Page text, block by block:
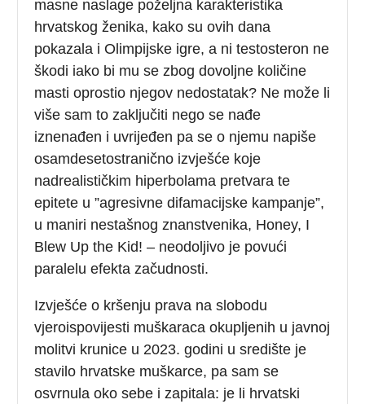
masne naslage poželjna karakteristika
hrvatskog ženika, kako su ovih dana
pokazala i Olimpijske igre, a ni testosteron ne
škodi iako bi mu se zbog dovoljne količine
masti oprostio njegov nedostatak? Ne može li
više sam to zaključiti nego se nađe
iznenađen i uvrijeđen pa se o njemu napiše
osamdesetostranično izvješće koje
nadrealističkim hiperbolama pretvara te
epitete u ”agresivne difamacijske kampanje”,
u maniri nestašnog znanstvenika, Honey, I
Blew Up the Kid! – neodoljivo je povući
paralelu efekta začudnosti.
Izvješće o kršenju prava na slobodu
vjeroispovijesti muškaraca okupljenih u javnoj
molitvi krunice u 2023. godini u središte je
stavilo hrvatske muškarce, pa sam se
osvrnula oko sebe i zapitala: je li hrvatski